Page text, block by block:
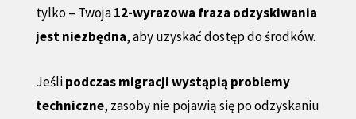
tylko – Twoja12-wyrazowa fraza odzyskiwania
jest niezbędna, aby uzyskać dostęp do środków.
Jeślipodczas migracji wystąpią problemy
techniczne, zasoby nie pojawią się po odzyskaniu